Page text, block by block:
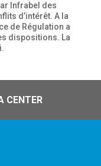
Infrabel des
d’intérêt. A la
de Régulation a
dispositions. La
CENTER